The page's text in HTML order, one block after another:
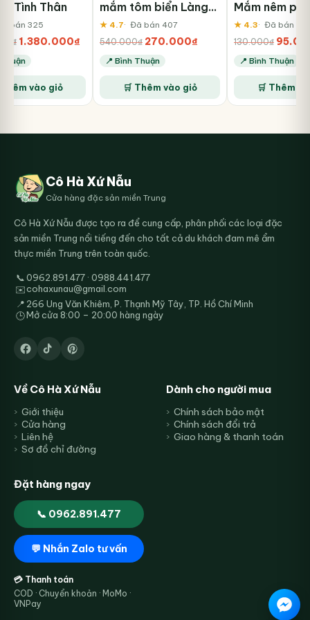
Tình Thân
bán 325
₫ Giá
gốc
là:
2.400.000₫.
1.380.000₫
là:
1.380.000₫.
vào giỏ
mắm tôm biển Làng
Chài Xưa 525ml
★ 4.7
Đã bán 407
540.000₫ Giá
gốc
là:
540.000₫.
270.000₫
là:
📍 Bình Thuận
🛒 Thêm vào giỏ
Mắm nêm
liền cao cấp
Chài Xưa,
biệt
★ 4.3
Đã bán
130.000₫ Giá
gốc
là:
📍 Bình Thuận
🛒 Thêm
Cô Hà Xứ Nẫu
Cửa hàng đặc sản miền Trung
Cô Hà Xứ Nẫu được tạo ra để cung cấp, phân phối các loại đặc
sản miền Trung nổi tiếng đến cho tất cả du khách đam mê ẩm
thực miền Trung trên toàn quốc.
📞0962.891.477 · 0988.441.477
✉️cohaxunau@gmail.com
📍 266 Ung Văn Khiêm, P. Thạnh Mỹ Tây, TP. Hồ Chí Minh
🕒Mở cửa 8:00 – 20:00 hàng ngày
Về Cô Hà Xứ Nẫu
Giới thiệu
Cửa hàng
Liên hệ
Sơ đồ chỉ đường
Dành cho người mua
Chính sách bảo mật
Chính sách đổi trả
Giao hàng & thanh toán
Đặt hàng ngay
📞 0962.891.477
💬 Nhắn Zalo tư vấn
💳 Thanh toán
COD · Chuyển khoản · MoMo ·
VNPay